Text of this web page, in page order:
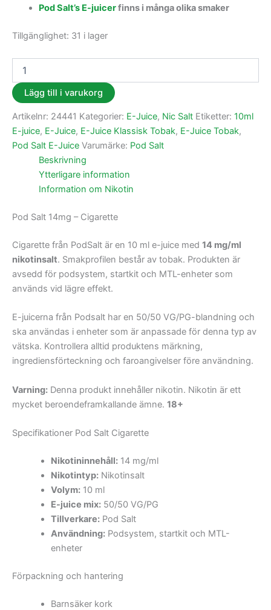
Pod Salt’s E-juicerfinns i många olika smaker
Tillgänglighet: 31 i lager
Lägg till i varukorg
Artikelnr: 24441 Kategorier: E-Juice, Nic Salt Etiketter: 10ml
E-juice, E-Juice, E-Juice Klassisk Tobak, E-Juice Tobak,
Pod Salt E-Juice Varumärke: Pod Salt
Beskrivning
Ytterligare information
Information om Nikotin
Pod Salt 14mg – Cigarette
Cigarette från PodSalt är en 10 ml e-juice med 14 mg/ml
nikotinsalt. Smakprofilen består av tobak. Produkten är
avsedd för podsystem, startkit och MTL-enheter som
används vid lägre effekt.
E-juicerna från Podsalt har en 50/50 VG/PG-blandning och
ska användas i enheter som är anpassade för denna typ av
vätska. Kontrollera alltid produktens märkning,
ingrediensförteckning och faroangivelser före användning.
Varning: Denna produkt innehåller nikotin. Nikotin är ett
mycket beroendeframkallande ämne. 18+
Specifikationer Pod Salt Cigarette
Nikotininnehåll:14 mg/ml
Nikotintyp:Nikotinsalt
Volym:10 ml
E-juice mix:50/50 VG/PG
Tillverkare:Pod Salt
Användning:Podsystem, startkit och MTL-
enheter
Förpackning och hantering
Barnsäker kork